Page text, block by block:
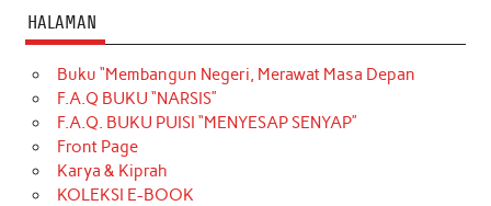
HALAMAN
Buku “Membangun Negeri, Merawat Masa Depan
F.A.Q BUKU “NARSIS”
F.A.Q. BUKU PUISI “MENYESAP SENYAP”
Front Page
Karya & Kiprah
KOLEKSI E-BOOK